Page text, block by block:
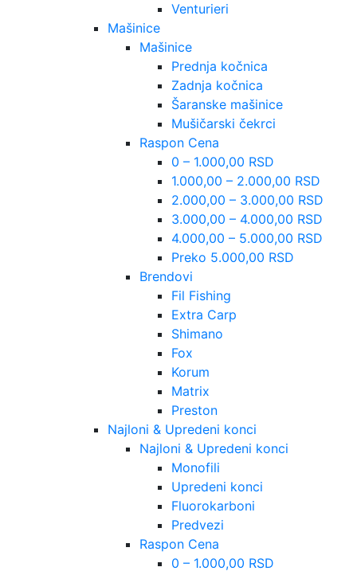
Venturieri
Mašinice
Mašinice
Prednja kočnica
Zadnja kočnica
Šaranske mašinice
Mušičarski čekrci
Raspon Cena
0 – 1.000,00 RSD
1.000,00 – 2.000,00 RSD
2.000,00 – 3.000,00 RSD
3.000,00 – 4.000,00 RSD
4.000,00 – 5.000,00 RSD
Preko 5.000,00 RSD
Brendovi
Fil Fishing
Extra Carp
Shimano
Fox
Korum
Matrix
Preston
Najloni & Upredeni konci
Najloni & Upredeni konci
Monofili
Upredeni konci
Fluorokarboni
Predvezi
Raspon Cena
0 – 1.000,00 RSD